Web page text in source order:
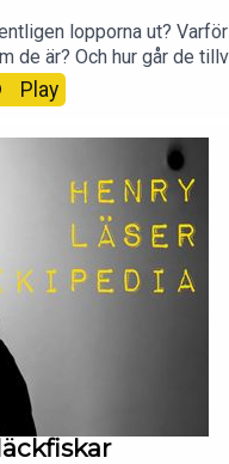
lopporna ut?
de är? Och hur går de
säger sitt om
Play